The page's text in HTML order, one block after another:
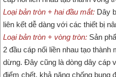
Loại bản tròn + hai đầu mắt: Dây
liên kết dễ dàng với các thiết bị
Loại bản tròn + vòng tròn: Sản
2 đầu cáp nối liền nhau tạo thành
dừng. Đây cũng là dòng dây cáp
điểm chết, khả năng chống bung